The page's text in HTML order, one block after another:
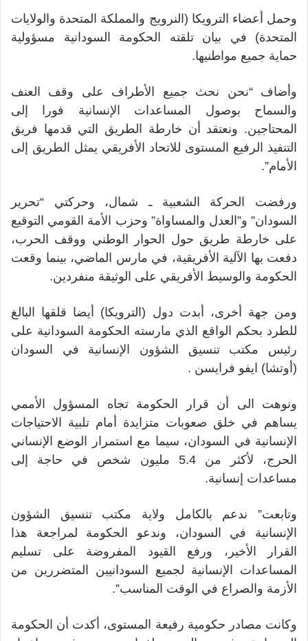
وحمل أعضاء الترويكا (النرويج والمملكة المتحدة والولايات
المتحدة) في بيان تلقته الحكومة السودانية مسؤولية
حماية جميع مواطنيها.
وأضاف “نحن نحث جميع الأطراف على وقف العنف
والسماح بوصول المساعدات الإنسانية فورا إلى
المحتاجين. ونعتقد أن خارطة الطريق التي قدمها فريق
التنفيذ الرفيع المستوى للاتحاد الأفريقي يمثل الطريق إلى
الأمام”.
ورفضت الحركة الشعبية ـ شمال، وحركتي “تحرير
السودان” و”العدل والمساواة” وحزب الأمة القومي التوقيع
على خارطة طريق حول الحوار الوطني ووقف الحرب،
دفعت بها الآلية الأفريقية، في مارس الماضي، بينما وقعت
الحكومة والوسيط الأفريقي على الوثيقة منفردين.
ومن جهة أخرى، أبدت دول (الترويكا) أيضا قلقها البالغ
للطرد بحكم الواقع الذي مارسته الحكومة السودانية على
رئيس مكتب تنسيق الشؤون الإنسانية في السودان
(أوتشا) ايفو فرايسن .
ونوهت الى أن قرار الحكومة تجاه المسؤول الأممي
يساهم في خلق صعوبات متزايدة أمام تلبية الاحتياجات
الإنسانية في السودان، سيما مع استمرار الوضع الإنساني
الحرج، لأكثر من 5.4 مليون شخص في حاجة إلى
مساعدات إنسانية.
وتابعت” ندعم بالكامل ولاية مكتب تنسيق الشؤون
الإنسانية في السودان، وندعو الحكومة لمراجعة هذا
القرار الأخير، ورفع القيود المفروضة على تسليم
المساعدات الإنسانية لجميع السودانيين المتضررين من
الأزمة والصراع في الوقت المناسب”.
وكانت مصادر حكومية رفيعة المستوى، أكدت أن الحكومة